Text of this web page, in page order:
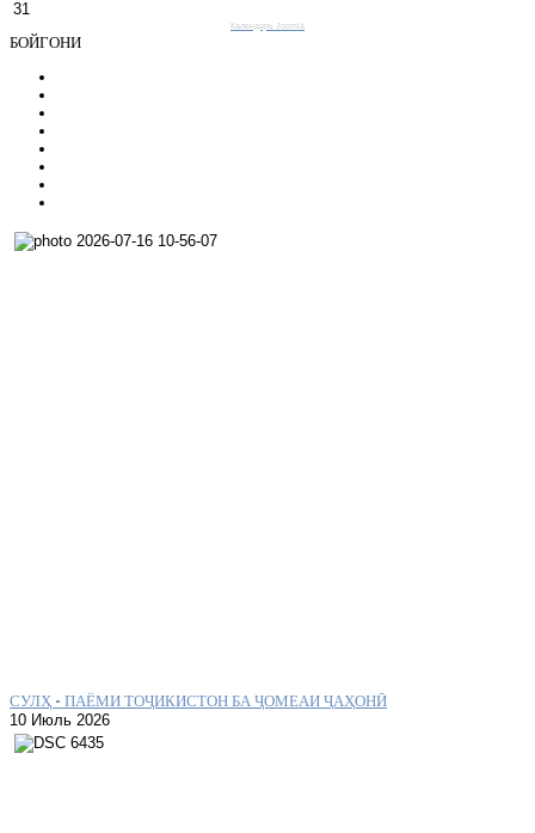
31
Календарь Joomla
БОЙГОНИ
СУЛҲ – ПАЁМИ ТОҶИКИСТОН БА ҶОМЕАИ ҶАҲОНӢ
10 Июль 2026